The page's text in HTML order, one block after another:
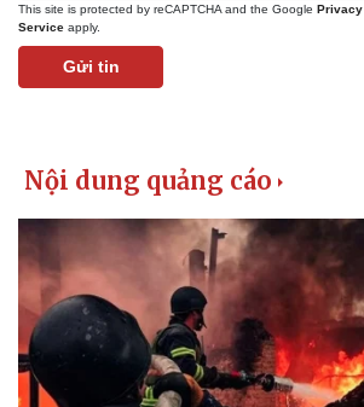
This site is protected by reCAPTCHA and the Google
Service apply.
Gửi tin